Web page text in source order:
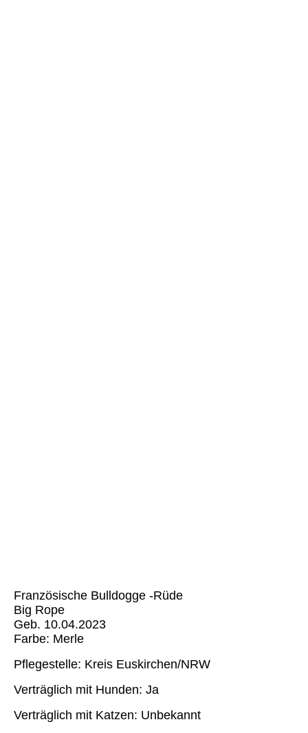
Französische Bulldogge -Rüde
Big Rope
Geb. 10.04.2023
Farbe: Merle
Pflegestelle: Kreis Euskirchen/NRW
Verträglich mit Hunden: Ja
Verträglich mit Katzen: Unbekannt